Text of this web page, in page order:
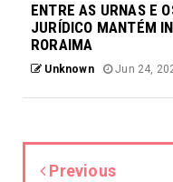
ENTRE AS URNAS E
JURÍDICO MANTÉM
RORAIMA
Unknown Jun 24,
Previous